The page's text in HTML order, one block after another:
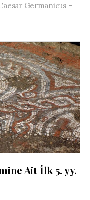
Germanicus –
Ait İlk 5. yy.